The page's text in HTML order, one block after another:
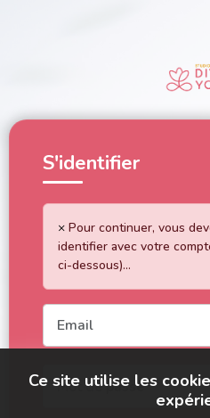
S'identifier
× Pour continuer, vous
identifier avec votre
ci-dessous)...
Ce site utilise les